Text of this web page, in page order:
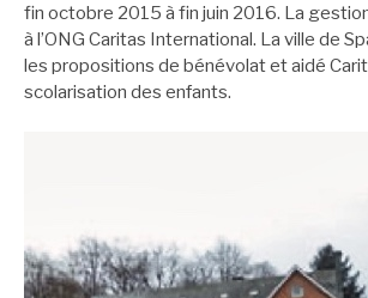
fin octobre 2015 à fin juin 2016. La
à l’ONG Caritas International. La ville de
les propositions de bénévolat et aidé
scolarisation des enfants.